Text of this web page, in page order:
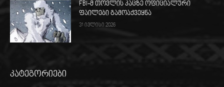
FBI-მ თოვლის კაცზე ოფიციალური
ფაილები გამოაქვეყნა
31 ივლისი 2026
კატეგორიები